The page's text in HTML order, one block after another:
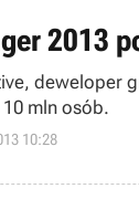
2013
deweloper
mln osób.
10:28